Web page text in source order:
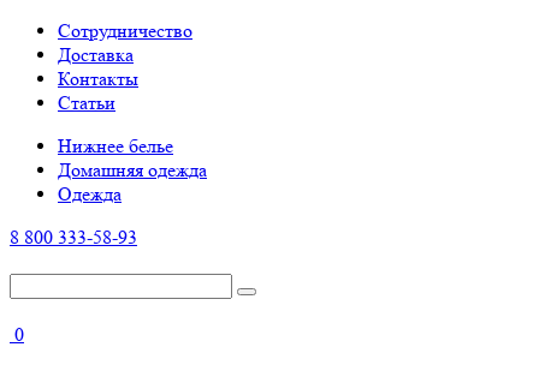
Cотрудничество
Доставка
Контакты
Статьи
Нижнее белье
Домашняя одежда
Одежда
8 800 333-58-93
0